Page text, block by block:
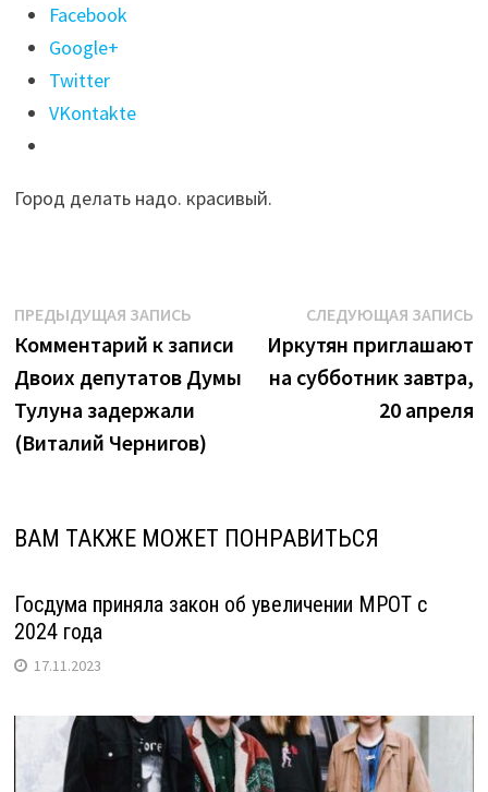
Поделиться
"Комментарий
записи
рассказали,
высадят
на
клумбах
Иркутска
в
(Виталий
Facebook
Google+
Twitter
VKontakte
Город делать надо. красивый.
Навигация
по
записям
ПРЕДЫДУЩАЯ ЗАПИСЬПредыдущая
запись:
Комментарий к записи
Двоих депутатов Думы
Тулуна задержали
(Виталий Чернигов)
СЛЕДУЮЩАЯ ЗАПИСЬ
Иркутян приглашают
на субботник завтра,
20 апреля
ВАМ ТАКЖЕ МОЖЕТ ПОНРАВИТЬСЯ
Госдума приняла закон об увеличении МРОТ с
2024 года
17.11.2023